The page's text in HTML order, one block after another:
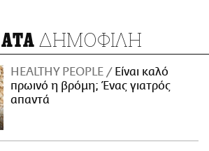
ΔΗΜΟΦΙΛΗ
HEALTHY PEOPLE
Είναι καλό
πρωινό η βρόμη; Ένας γιατρός
απαντά